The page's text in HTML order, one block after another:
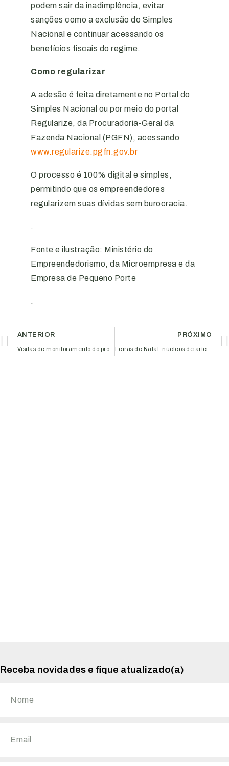
podem sair da inadimplência, evitar
sanções como a exclusão do Simples
Nacional e continuar acessando os
benefícios fiscais do regime.
Como regularizar
A adesão é feita diretamente no Portal do
Simples Nacional ou por meio do portal
Regularize, da Procuradoria-Geral da
Fazenda Nacional (PGFN), acessando
www.regularize.pgfn.gov.br
O processo é 100% digital e simples,
permitindo que os empreendedores
regularizem suas dívidas sem burocracia.
.
Fonte e ilustração: Ministério do
Empreendedorismo, da Microempresa e da
Empresa de Pequeno Porte
.
ANTERIOR PRÓXIMO
Receba novidades e fique atualizado(a)